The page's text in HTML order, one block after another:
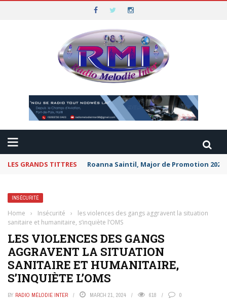
LES GRANDS TITTRES Roanna Saintil, Major de Promotion
INSÉCURITÉ
Home › Insécurité ›
les violences des gangs aggravent la situation
sanitaire et humanitaire, s’inquiète l’OMS
LES VIOLENCES DES GANGS
AGGRAVENT LA SITUATION
SANITAIRE ET HUMANITAIRE,
S’INQUIÈTE L’OMS
BY RADIO MÉLODIE INTER MARCH 21, 2024 618 0